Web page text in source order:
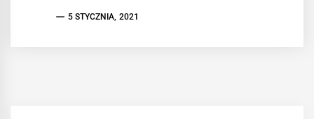
5 STYCZNIA, 2021